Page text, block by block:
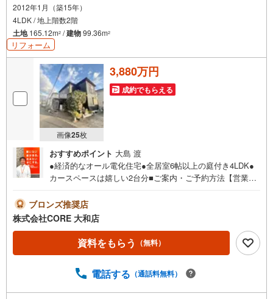
2012年1月（築15年）
4LDK / 地上階数2階
土地165.12m2 /建物99.36m2
リフォーム
画像25枚
3,880万円
成約でもらえる
おすすめポイント 大島 渡
●経済的なオール電化住宅●全居室6帖以上の庭付き4LDK●
カースペースは嬉しい2台分■ご案内・ご予約方法【営業時
話が繋がりやすくなっております。ぜひお気軽にご連絡下
さい！現地を見学される場合は「室内・現地を見学する
（無料）」ボタンよりご希望の日時をご記入いただけます
とスムーズにご案内が可能です。■キッズスペースもご用意
しております！お子様が退屈しないよう、DVD・おもち
す。■お車でのご来店の方には駐車場がございます。駐車場
ブロンズ推奨店
株式会社CORE 大和店
資料をもらう （無料）
電話する （通話料無料）